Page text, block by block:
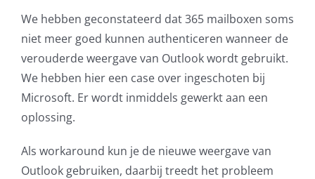
VOIP
Microsoft NCE
AVG
Office365
We hebben geconstateerd dat 365 mailboxen soms
niet meer goed kunnen authenticeren wanneer de
verouderde weergave van Outlook wordt gebruikt.
We hebben hier een case over ingeschoten bij
Microsoft. Er wordt inmiddels gewerkt aan een
oplossing.
Als workaround kun je de nieuwe weergave van
Outlook gebruiken, daarbij treedt het probleem